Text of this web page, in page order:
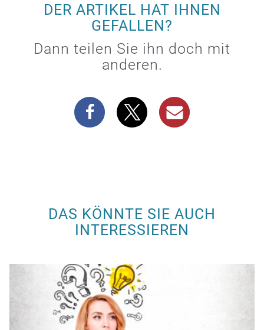
DER ARTIKEL HAT IHNEN
GEFALLEN?
Dann teilen Sie ihn doch mit
anderen.
DAS KÖNNTE SIE AUCH
INTERESSIEREN